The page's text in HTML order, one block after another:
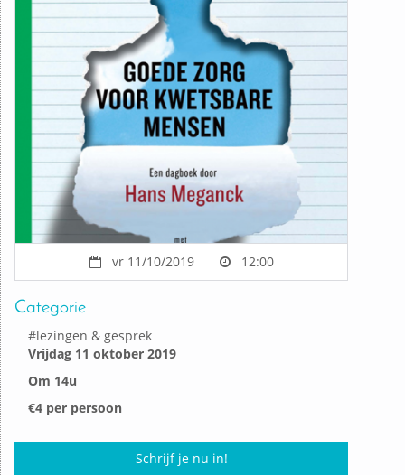
vr 11/10/2019 12:00
Categorie
#lezingen & gesprek
Vrijdag 11 oktober 2019
Om 14u
€4 per persoon
Schrijf je nu in!